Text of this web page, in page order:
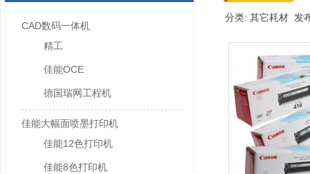
CAD数码一体机
精工
佳能OCE
德国瑞网工程机
佳能大幅面喷墨打印机
佳能12色打印机
佳能8色打印机
分类: 其它耗材 发